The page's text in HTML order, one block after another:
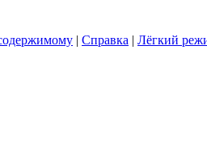
| Справка | Лёгкий